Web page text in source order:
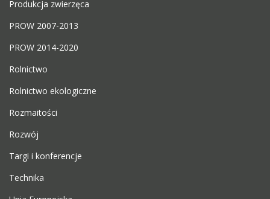
Produkcja zwierzęca
PROW 2007-2013
PROW 2014-2020
Rolnictwo
Rolnictwo ekologiczne
Rozmaitości
Rozwój
Targi i konferencje
Technika